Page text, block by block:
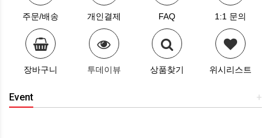
주문/배송 개인결제 FAQ 1:1 문의
장바구니 투데이뷰 상품찾기 위시리스트
+
Event